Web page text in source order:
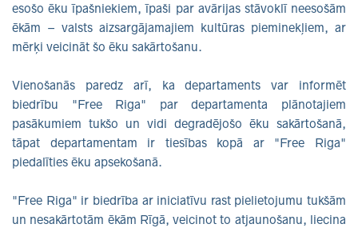
esošo ēku īpašniekiem, īpaši par avārijas stāvoklī neesošām
ēkām – valsts aizsargājamajiem kultūras pieminekļiem, ar
mērķi veicināt šo ēku sakārtošanu.
Vienošanās paredz arī, ka departaments var informēt
biedrību "Free Riga" par departamenta plānotajiem
pasākumiem tukšo un vidi degradējošo ēku sakārtošanā,
tāpat departamentam ir tiesības kopā ar "Free Riga"
piedalīties ēku apsekošanā.
"Free Riga" ir biedrība ar iniciatīvu rast pielietojumu tukšām
un nesakārtotām ēkām Rīgā, veicinot to atjaunošanu, liecina